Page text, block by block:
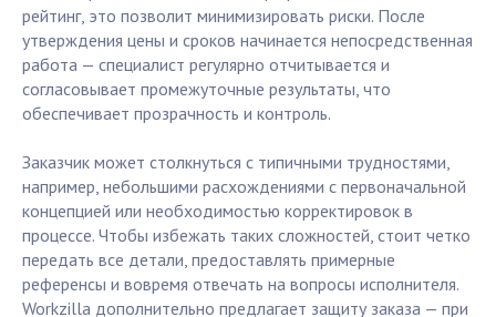
рейтинг, это позволит минимизировать риски. После
утверждения цены и сроков начинается непосредственная
работа — специалист регулярно отчитывается и
согласовывает промежуточные результаты, что
обеспечивает прозрачность и контроль.
Заказчик может столкнуться с типичными трудностями,
например, небольшими расхождениями с первоначальной
концепцией или необходимостью корректировок в
процессе. Чтобы избежать таких сложностей, стоит четко
передать все детали, предоставлять примерные
референсы и вовремя отвечать на вопросы исполнителя.
Workzilla дополнительно предлагает защиту заказа — при